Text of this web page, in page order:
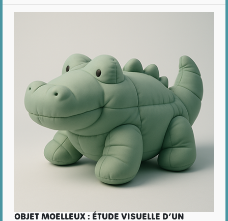
OBJET MOELLEUX : ÉTUDE VISUELLE D’UN